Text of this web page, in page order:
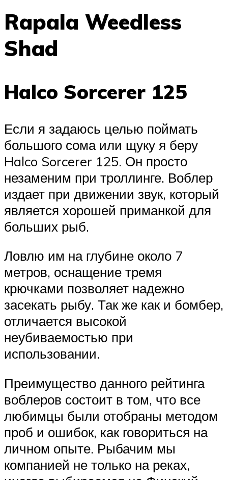
Rapala Weedless
Shad
Halco Sorcerer 125
Если я задаюсь целью поймать
большого сома или щуку я беру
Halco Sorcerer 125. Он просто
незаменим при троллинге. Воблер
издает при движении звук, который
является хорошей приманкой для
больших рыб.
Ловлю им на глубине около 7
метров, оснащение тремя
крючками позволяет надежно
засекать рыбу. Так же как и бомбер,
отличается высокой
неубиваемостью при
использовании.
Преимущество данного рейтинга
воблеров состоит в том, что все
любимцы были отобраны методом
проб и ошибок, как говориться на
личном опыте. Рыбачим мы
компанией не только на реках,